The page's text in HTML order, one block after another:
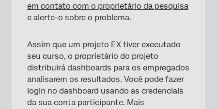
em contato com o proprietário da pesquisa
e alerte-o sobre o problema.
Assim que um projeto EX tiver executado
seu curso, o proprietário do projeto
distribuirá dashboards para os empregados
analisarem os resultados. Você pode fazer
login no dashboard usando as credenciais
da sua conta participante. Mais